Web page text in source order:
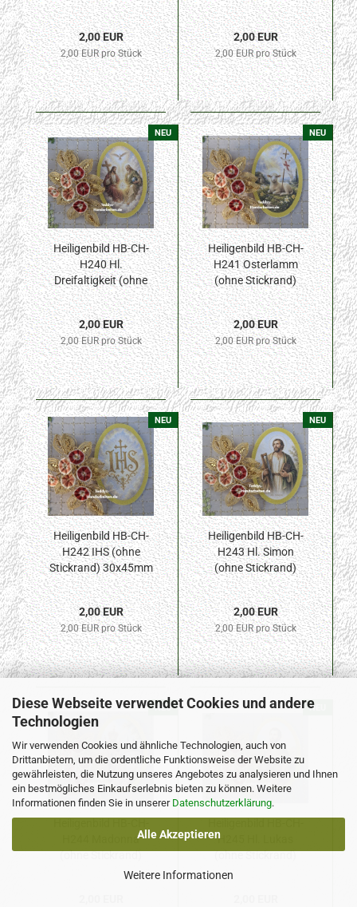
Diese Webseite verwendet Cookies und andere
Technologien
Wir verwenden Cookies und ähnliche Technologien, auch von
Drittanbietern, um die ordentliche Funktionsweise der Website zu
gewährleisten, die Nutzung unseres Angebotes zu analysieren und Ihnen
ein bestmögliches Einkaufserlebnis bieten zu können. Weitere
Informationen finden Sie in unserer Datenschutzerklärung.
Alle Akzeptieren
Weitere Informationen
2,00 EUR
2,00 EUR pro Stück
Stickrand) 30x45mm
2,00 EUR
2,00 EUR pro Stück
NEU
Heiligenbild HB-CH-
H240 Hl.
Dreifaltigkeit (ohne
Stickrand) 30x45mm
2,00 EUR
2,00 EUR pro Stück
NEU
Heiligenbild HB-CH-
H241 Osterlamm
(ohne Stickrand)
30x45mm
2,00 EUR
2,00 EUR pro Stück
NEU
Heiligenbild HB-CH-
H242 IHS (ohne
Stickrand) 30x45mm
2,00 EUR
2,00 EUR pro Stück
NEU
Heiligenbild HB-CH-
H243 Hl. Simon
(ohne Stickrand)
30x45mm
2,00 EUR
2,00 EUR pro Stück
NEU
H244 Madonna
(ohne Stickrand)
30x45mm
NEU
H245 Hl. Lukas
(ohne Stickrand)
30x45mm